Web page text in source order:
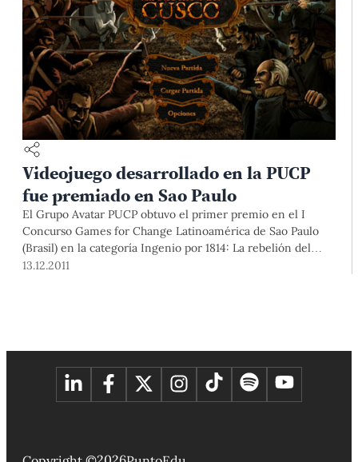
Videojuego desarrollado en la PUCP
fue premiado en Sao Paulo
El Grupo Avatar PUCP obtuvo el primer premio en el I
Concurso Games for Change Latinoamérica de Sao Paulo
(Brasil) en la categoría Ingenio por 1814: La rebelión del
Cusco, videojuego que forma parte de la saga Proyecto
13.12.2011